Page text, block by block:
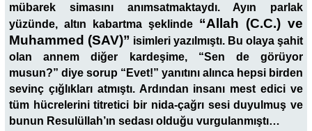
mübarek simasını anımsatmaktaydı. Ayın parlak
yüzünde, altın kabartma şeklinde “Allah (C.C.) ve
Muhammed (SAV)” isimleri yazılmıştı. Bu olaya şahit
olan annem diğer kardeşime, “Sen de görüyor
musun?” diye sorup “Evet!” yanıtını alınca hepsi birden
sevinç çığlıkları atmıştı. Ardından insanı mest edici ve
tüm hücrelerini titretici bir nida-çağrı sesi duyulmuş ve
bunun Resulüllah’ın sedası olduğu vurgulanmıştı…